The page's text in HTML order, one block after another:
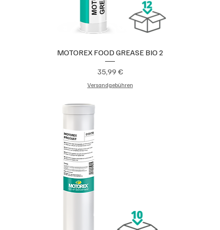
MOTOREX FOOD GREASE BIO 2
Preis
35,99 €
Versandgebühren